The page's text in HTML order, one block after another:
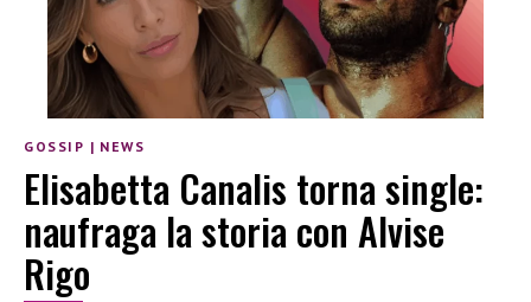
GOSSIP | NEWS
Elisabetta Canalis torna single:
naufraga la storia con Alvise
Rigo